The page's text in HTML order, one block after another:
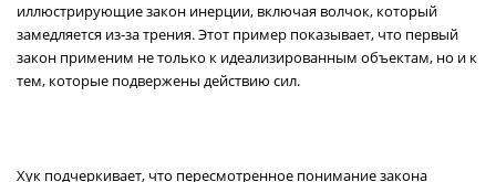
иллюстрирующие закон инерции, включая волчок, который
замедляется из-за трения. Этот пример показывает, что первый
закон применим не только к идеализированным объектам, но и к
тем, которые подвержены действию сил.
Хук подчеркивает, что пересмотренное понимание закона